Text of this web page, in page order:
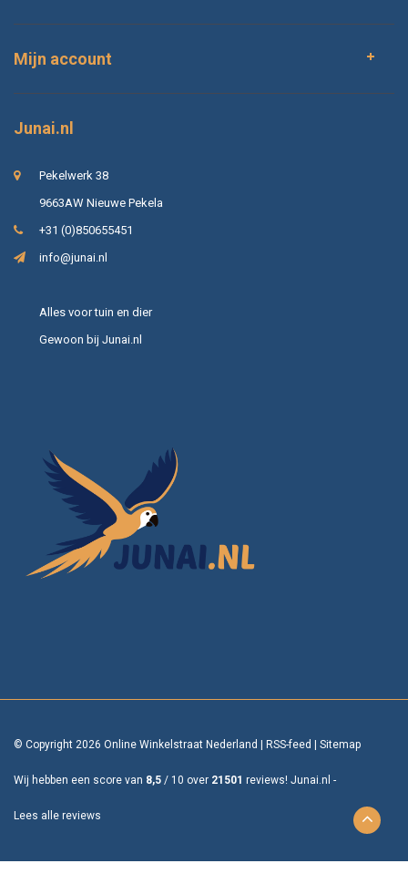
Mijn account
Junai.nl
Pekelwerk 38
9663AW Nieuwe Pekela
+31 (0)850655451
info@junai.nl
Alles voor tuin en dier
Gewoon bij Junai.nl
© Copyright 2026 Online Winkelstraat Nederland RSS-feed Sitemap
Wij hebben een score van 8,5 / 10 over 21501 reviews! Junai.nl -
Lees alle reviews